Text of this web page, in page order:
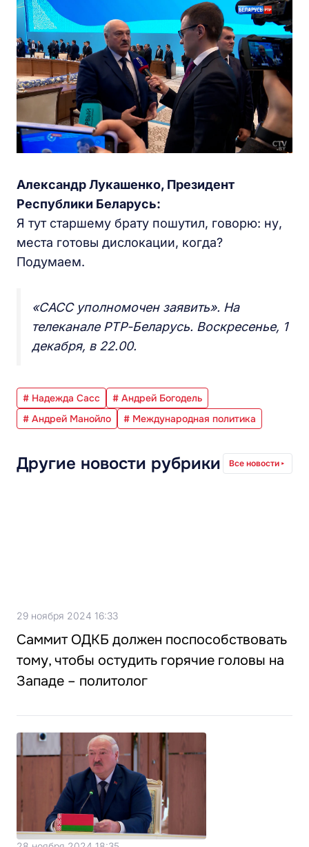
Александр Лукашенко, Президент
Республики Беларусь:
Я тут старшему брату пошутил, говорю: ну,
места готовы дислокации, когда?
Подумаем.
«САСС уполномочен заявить». На
телеканале РТР-Беларусь. Воскресенье, 1
декабря, в 22.00.
# Надежда Сасс
# Андрей Богодель
# Андрей Манойло
# Международная политика
Другие новости рубрики Все новости
29 ноября 2024 16:33
Саммит ОДКБ должен поспособствовать
тому, чтобы остудить горячие головы на
Западе – политолог